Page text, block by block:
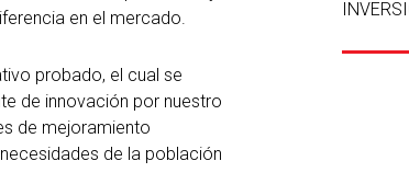
en el mercado.
probado, el cual se
de innovación por nuestro
de mejoramiento
de la población